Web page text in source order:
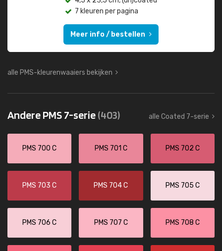
7 kleuren per pagina
Meer info / bestellen
alle PMS-kleurenwaaiers bekijken
Andere PMS 7-serie(403) alle Coated 7-serie
PMS 700 C PMS 701 C PMS 702 C
PMS 703 C PMS 704 C PMS 705 C
PMS 706 C PMS 707 C PMS 708 C